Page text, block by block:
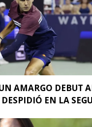
AMARGO DEBUT
EN LA